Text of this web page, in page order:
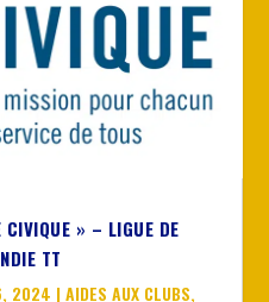
» – LIGUE DE
TT
2024 |AIDES AUX CLUBS,